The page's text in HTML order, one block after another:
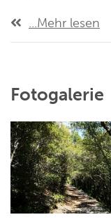
...Mehr lesen
Fotogalerie